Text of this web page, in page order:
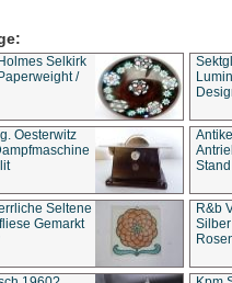
Selkirk
/
Oesterwitz
Seltene
Gemarkt
R&b